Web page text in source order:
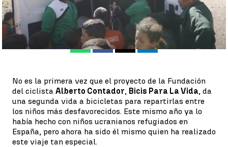
Rocío Martínez
Publicado:
16 de diciembre de 2022, 16:41
WhatsappFacebook
X Linkedin
No es la primera vez que el proyecto de la Fundación
del ciclista Alberto Contador, Bicis Para La Vida, da
una segunda vida a bicicletas para repartirlas entre
los niños más desfavorecidos. Este mismo año ya lo
había hecho con niños ucranianos refugiados en
España, pero ahora ha sido él mismo quien ha realizado
este viaje tan especial.